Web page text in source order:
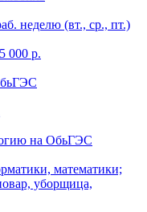
неделю (вт., ср., пт.)
000 р.
на ОбьГЭС
математики;
уборщица,